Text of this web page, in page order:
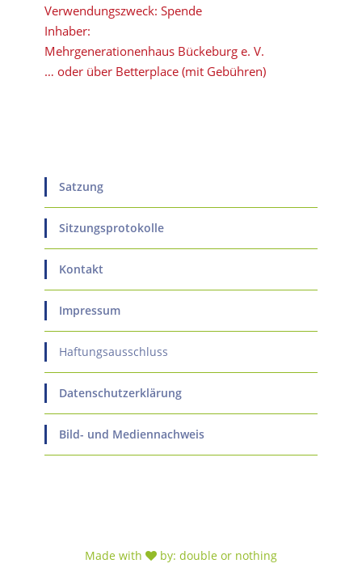
Verwendungszweck: Spende
Inhaber:
Mehrgenerationenhaus Bückeburg e. V.
… oder über Betterplace (mit Gebühren)
Satzung
Sitzungsprotokolle
Kontakt
Impressum
Haftungsausschluss
Datenschutzerklärung
Bild- und Mediennachweis
Made with by: double or nothing